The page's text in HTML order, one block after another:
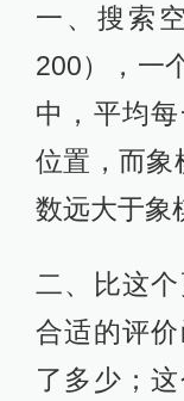
一、搜索
200），一
中，平均
位置，而象
数远大于象
二、比这
合适的评
了多少；